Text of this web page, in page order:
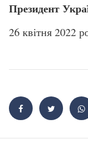
Президент
26 квітня 2022